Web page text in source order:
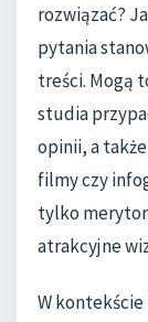
rozwiązać?
pytania
treści. Mogą
studia
opinii, a
filmy czy
tylko
atrakcyjne
W